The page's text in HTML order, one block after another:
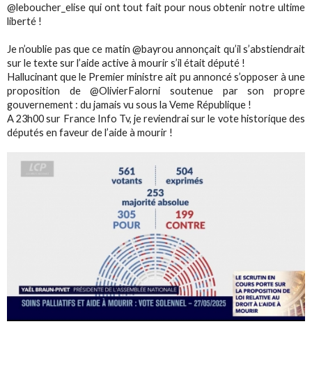
@leboucher_elise qui ont tout fait pour nous obtenir notre ultime
liberté !
Je n’oublie pas que ce matin @bayrou annonçait qu’il s’abstiendrait
sur le texte sur l’aide active à mourir s’il était député !
Hallucinant que le Premier ministre ait pu annoncé s’opposer à une
proposition de @OlivierFalorni soutenue par son propre
gouvernement : du jamais vu sous la Veme République !
A 23h00 sur France Info Tv, je reviendrai sur le vote historique des
députés en faveur de l’aide à mourir !